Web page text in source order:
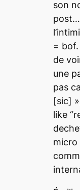
son
= bof.
de
une
pas
[sic]
like
micro